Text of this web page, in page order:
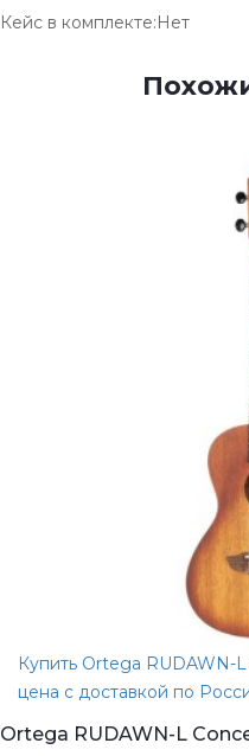
Кейс в комплекте:Нет
Купить Ortega RUDAWN-
цена с доставкой по
Ortega RUDAWN-L